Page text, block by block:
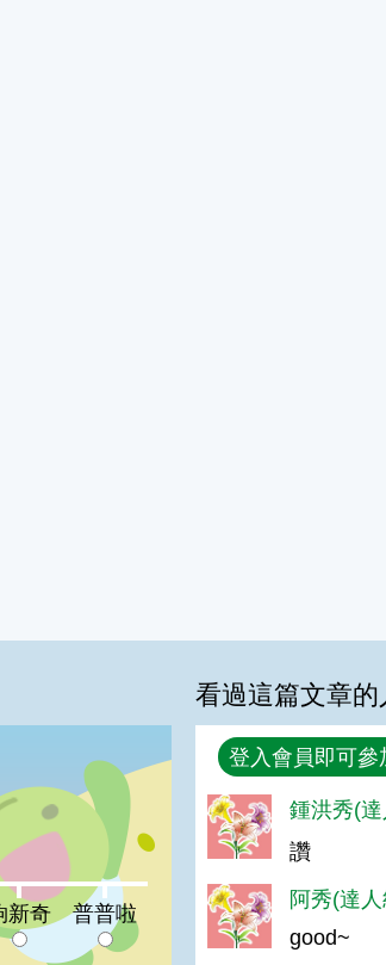
新奇:0%普普啦:0%
新奇 普普啦
看過這篇文章的
回覆
登入會員即可參
鍾洪秀(
讚
阿秀(達
good~